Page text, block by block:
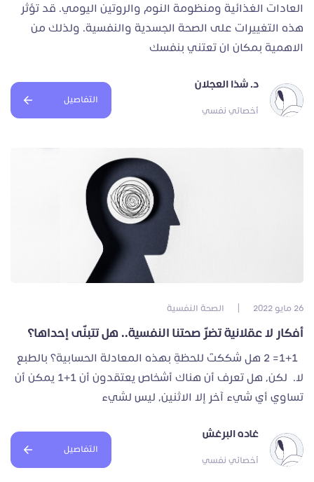
العادات الغذائية ومنظومة النوم والروتين اليومي. قد تؤثر
هذه التغييرات على الصحة الجسدية والنفسية. ولذلك من
الاهمية بمكان ان تعتني بنفسك
د. شذا العجلان
أخصائي نفسي
التفاصيل
26 مايو 2022 الصحة النفسية
أفكار لا عقلانية تضرّ صحتنا النفسية.. هل تتبنّى إحداها؟
1+1= 2 هل شككتَ للحظةِ بهذه المعادلة الحسابية؟ بالطبع
لا. لكن، هل تعرف أن هناك أشخاص يعتقدون أن 1+1 يمكن أن
تساوي أي شيء آخر إلا الاثنين، ليس لشيء
غاده البرغش
أخصائي نفسي
التفاصيل